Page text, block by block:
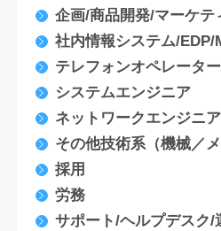
企画/商品開発/マーケテ
社内情報システム/EDP/
テレフォンオペレーター
システムエンジニア
ネットワークエンジニア
その他技術系（機械／メ
採用
労務
サポート/ヘルプデスク/